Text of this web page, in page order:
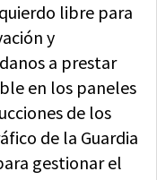
libre para
y
a prestar
en los paneles
de los
de la Guardia
gestionar el